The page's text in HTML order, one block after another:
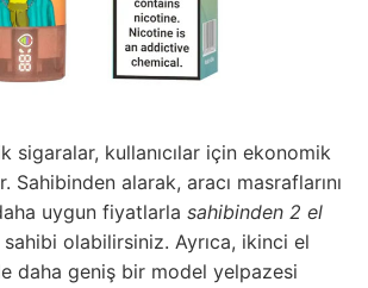
sigaralar, kullanıcılar için ekonomik
Sahibinden alarak, aracı masraflarını
uygun fiyatlarla sahibinden 2 el
sahibi olabilirsiniz. Ayrıca, ikinci el
daha geniş bir model yelpazesi